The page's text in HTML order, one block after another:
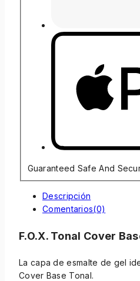
Guaranteed Safe And
Descripción
Comentarios(0)
F.O.X. Tonal Cover
La capa de esmalte de gel
Cover Base Tonal.